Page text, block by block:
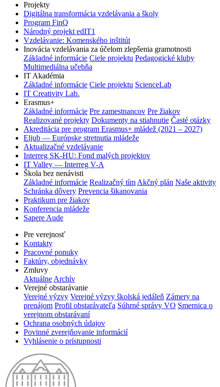
Projekty
Digitálna transformácia vzdelávania a školy
Program FinQ
Národný projekt edIT1
Vzdelávanie: Komenského inštitút
Inovácia vzdelávania za účelom zlepšenia gramotnosti
Základné informácie Ciele projektu Pedagogické kluby
Multimediálna učebňa
IT Akadémia
Základné informácie Ciele projektu ScienceLab
IT Creativity Lab.
Erasmus+
Základné informácie Pre zamestnancov Pre žiakov
Realizované projekty Dokumenty na stiahnutie Časté otázky
Akreditácia pre program Erasmus+ mládež (2021 – 2027)
Eljub — Európske stretnutia mládeže
Aktualizačné vzdelávanie
Interreg SK-HU: Fond malých projektov
IT Valley — Interreg V-A
Škola bez nenávisti
Základné informácie Realizačný tím Akčný plán Naše aktivity
Schránka dôvery Prevencia šikanovania
Praktikum pre žiakov
Konferencia mládeže
Sapere Aude
Pre verejnosť
Kontakty
Pracovné ponuky
Faktúry, objednávky
Zmluvy
Aktuálne Archív
Verejné obstarávanie
Verejné výzvy Verejné výzvy školská jedáleň Zámery na
prenájom Profil obstarávateľa Súhrné správy VO Smernica o
verejnom obstarávaní
Ochrana osobných údajov
Povinné zverejňovanie informácií
Vyhlásenie o prístupnosti